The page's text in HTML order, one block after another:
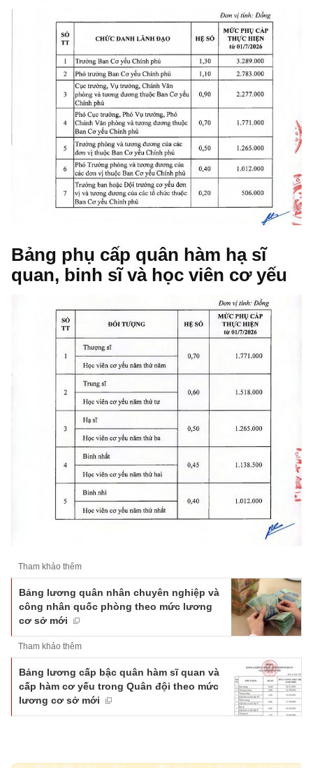
Bảng phụ cấp quân hàm hạ sĩ
quan, binh sĩ và học viên cơ yếu
Tham khảo thêm
Bảng lương quân nhân chuyên nghiệp và
công nhân quốc phòng theo mức lương
cơ sở mới
Tham khảo thêm
Bảng lương cấp bậc quân hàm sĩ quan và
cấp hàm cơ yếu trong Quân đội theo mức
lương cơ sở mới